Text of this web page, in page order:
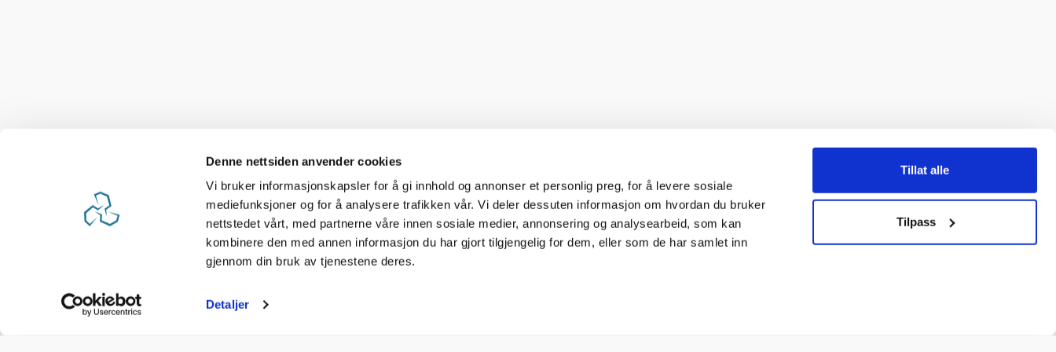
Denne nettsiden anvender cookies
Vi bruker informasjonskapsler for å gi innhold og annonser et personlig preg, for å levere sosiale
mediefunksjoner og for å analysere trafikken vår. Vi deler dessuten informasjon om hvordan du bruker
nettstedet vårt, med partnerne våre innen sosiale medier, annonsering og analysearbeid, som kan
kombinere den med annen informasjon du har gjort tilgjengelig for dem, eller som de har samlet inn
gjennom din bruk av tjenestene deres.
Detaljer
Tillat alle
Tilpass